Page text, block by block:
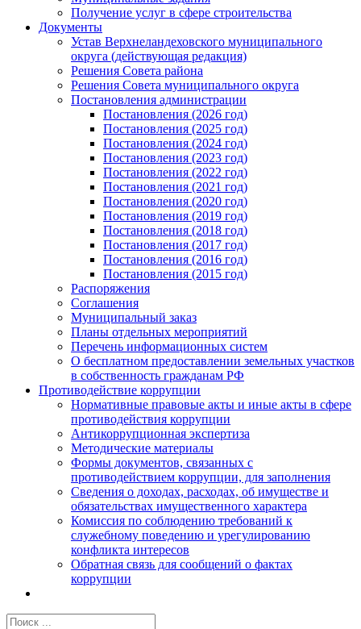
Получение услуг в сфере строительства
Документы
Устав Верхнеландеховского муниципального
округа (действующая редакция)
Решения Совета района
Решения Совета муниципального округа
Постановления администрации
Постановления (2026 год)
Постановления (2025 год)
Постановления (2024 год)
Постановления (2023 год)
Постановления (2022 год)
Постановления (2021 год)
Постановления (2020 год)
Постановления (2019 год)
Постановления (2018 год)
Постановления (2017 год)
Постановления (2016 год)
Постановления (2015 год)
Распоряжения
Соглашения
Муниципальный заказ
Планы отдельных мероприятий
Перечень информационных систем
О бесплатном предоставлении земельных участков
в собственность гражданам РФ
Противодействие коррупции
Нормативные правовые акты и иные акты в сфере
противодействия коррупции
Антикоррупционная экспертиза
Методические материалы
Формы документов, связанных с
противодействием коррупции, для заполнения
Сведения о доходах, расходах, об имуществе и
обязательствах имущественного характера
Комиссия по соблюдению требований к
служебному поведению и урегулированию
конфликта интересов
Обратная связь для сообщений о фактах
коррупции
Результат